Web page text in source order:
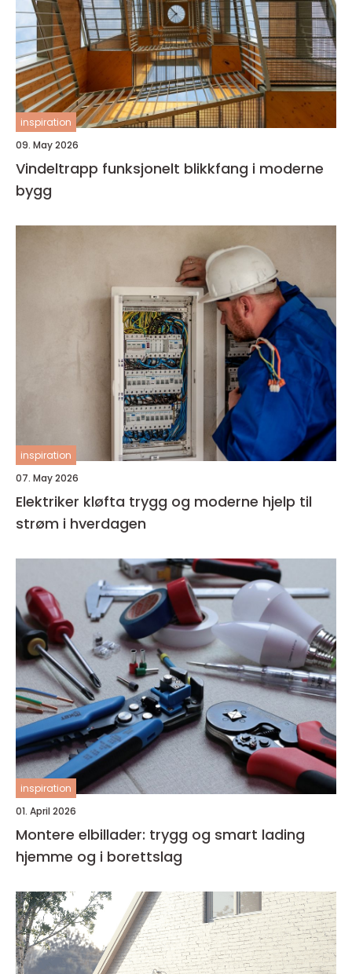
inspiration
09. May 2026
Vindeltrapp funksjonelt blikkfang i moderne
bygg
inspiration
07. May 2026
Elektriker kløfta trygg og moderne hjelp til
strøm i hverdagen
inspiration
01. April 2026
Montere elbillader: trygg og smart lading
hjemme og i borettslag